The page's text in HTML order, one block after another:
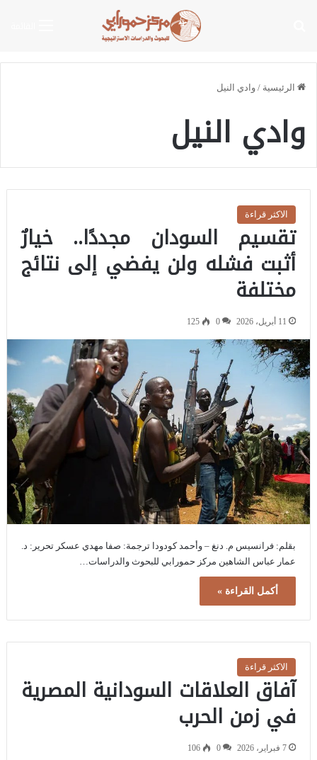
الرئيسية / وادي النيل
وادي النيل
الاكثر قراءة
تقسيم السودان مجددًا.. خيارٌ
أثبت فشله ولن يفضي إلى نتائج
مختلفة
11 أبريل، 2026 0
125
بقلم: فرانسيس م. دنغ – وأحمد كودودا ترجمة: صفا مهدي عسكر تحرير: د.
عمار عباس الشاهين مركز حمورابي للبحوث والدراسات…
أكمل القراءة »
الاكثر قراءة
آفاق العلاقات السودانية المصرية
في زمن الحرب
7 فبراير، 2026 0
106